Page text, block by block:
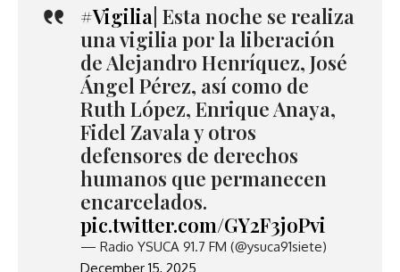
#Vigilia | Esta noche se realiza
una vigilia por la liberación
de Alejandro Henríquez, José
Ángel Pérez, así como de
Ruth López, Enrique Anaya,
Fidel Zavala y otros
defensores de derechos
humanos que permanecen
encarcelados.
pic.twitter.com/GY2F3joPvi
— Radio YSUCA 91.7 FM (@ysuca91siete)
December 15, 2025